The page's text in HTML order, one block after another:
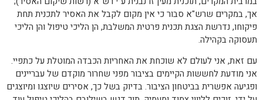
אך, במקרים שרש"א סבור כי אין מקום לקבל את האסיר לתכנית תחת
פיקוחו, נדרשת הצגת תכנית פרטית המשלבת, הן הליכי טיפול והן הליכי
תעסוקה בקהילה.
עם זאת, אני לעולם לא שוכחת את האחריות הכבדה המוטלת על כתפיי.
אני מודעת לחששות הקיימים בציבור מפני שחרור מוקדם של עבריינים
ופגיעה אפשרית בביטחון הציבור. בדיוק בשל כך, אסירים שיוצגו ומיוצגים